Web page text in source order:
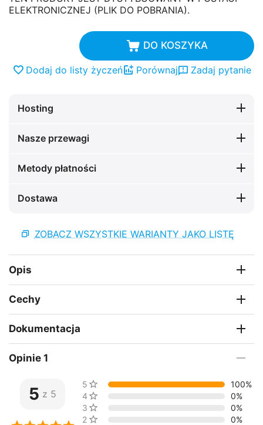
ELEKTRONICZNEJ (PLIK DO POBRANIA).
DO KOSZYKA
Dodaj do listy życzeń Porównaj Zadaj pytanie
Hosting
Nasze przewagi
Metody płatności
Dostawa
ZOBACZ WSZYSTKIE WARIANTY JAKO LISTĘ
Opis
Cechy
Dokumentacja
Opinie 1
5 z 5
5 gwiazdki
100%
4 gwiazdek
0%
3 gwiazdek
0%
2 gwiazdek
0%